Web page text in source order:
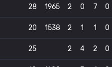
28 1965 2 0 7 0
20 1538 2 1 1 0
25 2 4 2 0